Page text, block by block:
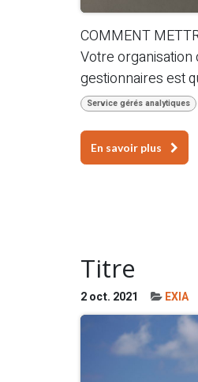
COMMENT
Votre
gestionnaires est
Service gérés analytiques
En savoir plus
Titre
2 oct. 2021 EXIA